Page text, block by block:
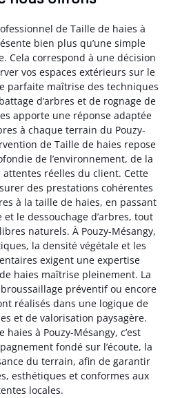
de Taille de haies à
bien plus qu’une simple
Cela correspond à une décision
vos espaces extérieurs sur le
parfaite maîtrise des techniques
d’arbres et de rognage de
apporte une réponse adaptée
à chaque terrain du Pouzy-
de Taille de haies repose
de l’environnement, de la
attentes réelles du client. Cette
des prestations cohérentes
à la taille de haies, en passant
le dessouchage d’arbres, tout
naturels. À Pouzy-Mésangy,
la densité végétale et les
exigent une expertise
haies maîtrise pleinement. La
préventif ou encore
réalisés dans une logique de
et de valorisation paysagère.
à Pouzy-Mésangy, c’est
fondé sur l’écoute, la
du terrain, afin de garantir
esthétiques et conformes aux
locales.